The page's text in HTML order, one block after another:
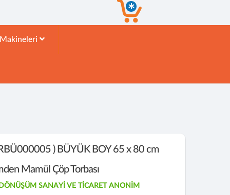
) BÜYÜK BOY 65 x 80 cm
Mamül Çöp Torbası
SANAYİ VE TİCARET ANONİM